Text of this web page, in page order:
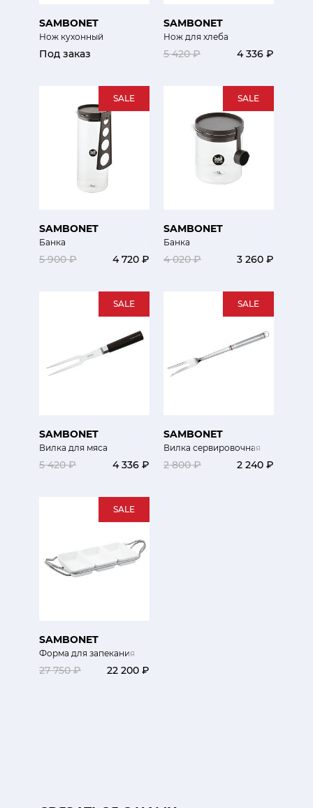
SAMBONET
Нож кухонный
Под заказ
SAMBONET
Нож для хлеба
5 420 ₽ 4 336 ₽
SALE
SAMBONET
Банка
5 900 ₽ 4 720 ₽
SALE
SAMBONET
Банка
4 020 ₽ 3 260 ₽
SALE
SAMBONET
Вилка для мяса
5 420 ₽ 4 336 ₽
SALE
SAMBONET
Вилка сервировочная
2 800 ₽ 2 240 ₽
SALE
SAMBONET
Форма для запекания
27 750 ₽ 22 200 ₽